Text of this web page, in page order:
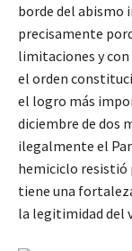
borde del abismo
precisamente
limitaciones y
el orden
el logro más
diciembre de dos
ilegalmente el
hemiciclo
tiene una
la legitimidad del